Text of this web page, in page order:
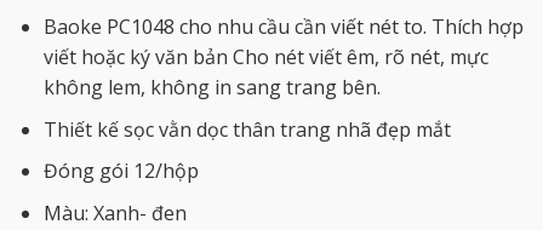
Baoke PC1048 cho nhu cầu cần viết nét to. Thích hợp
viết hoặc ký văn bản Cho nét viết êm, rõ nét, mực
không lem, không in sang trang bên.
Thiết kế sọc vằn dọc thân trang nhã đẹp mắt
Đóng gói 12/hộp
Màu: Xanh- đen